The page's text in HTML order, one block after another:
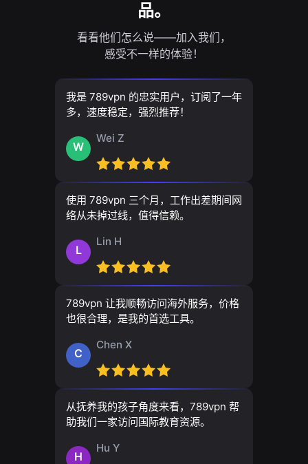
品。
看看他们怎么说——加入我们，
感受不一样的体验！
我是 789vpn 的忠实用户，订阅了一年
多，速度稳定，强烈推荐！
W
Wei Z
使用 789vpn 三个月，工作出差期间网
络从未掉过线，值得信赖。
L
Lin H
789vpn 让我顺畅访问海外服务，价格
也很合理，是我的首选工具。
C
Chen X
从抚养我的孩子角度来看，789vpn 帮
助我们一家访问国际教育资源。
H
Hu Y